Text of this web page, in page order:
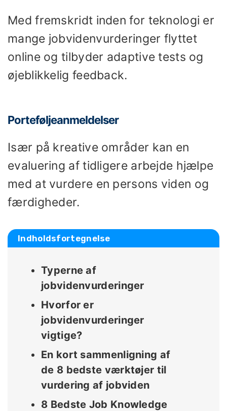
Med fremskridt inden for teknologi er
mange jobvidenvurderinger flyttet
online og tilbyder adaptive tests og
øjeblikkelig feedback.
Porteføljeanmeldelser
Især på kreative områder kan en
evaluering af tidligere arbejde hjælpe
med at vurdere en persons viden og
færdigheder.
Indholdsfortegnelse
Typerne af
jobvidenvurderinger
Hvorfor er
jobvidenvurderinger
vigtige?
En kort sammenligning af
de 8 bedste værktøjer til
vurdering af jobviden
8 Bedste Job Knowledge